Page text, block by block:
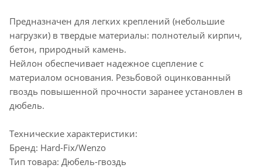
Предназначен для легких креплений (небольшие
нагрузки) в твердые материалы: полнотелый кирпич,
бетон, природный камень.
Нейлон обеспечивает надежное сцепление с
материалом основания. Резьбовой оцинкованный
гвоздь повышенной прочности заранее установлен в
дюбель.
Технические характеристики:
Бренд: Hard-Fix/Wenzo
Тип товара: Дюбель-гвоздь